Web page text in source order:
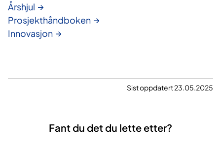
Årshjul
Prosjekthåndboken
Innovasjon
Sist oppdatert 23.05.2025
Fant du det du lette etter?